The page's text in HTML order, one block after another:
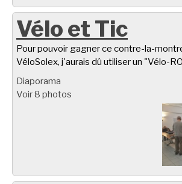
Vélo et Tic
Pour pouvoir gagner ce contre-la-
VéloSolex, j'aurais dû utiliser un "Vélo-
Diaporama
Voir 8 photos